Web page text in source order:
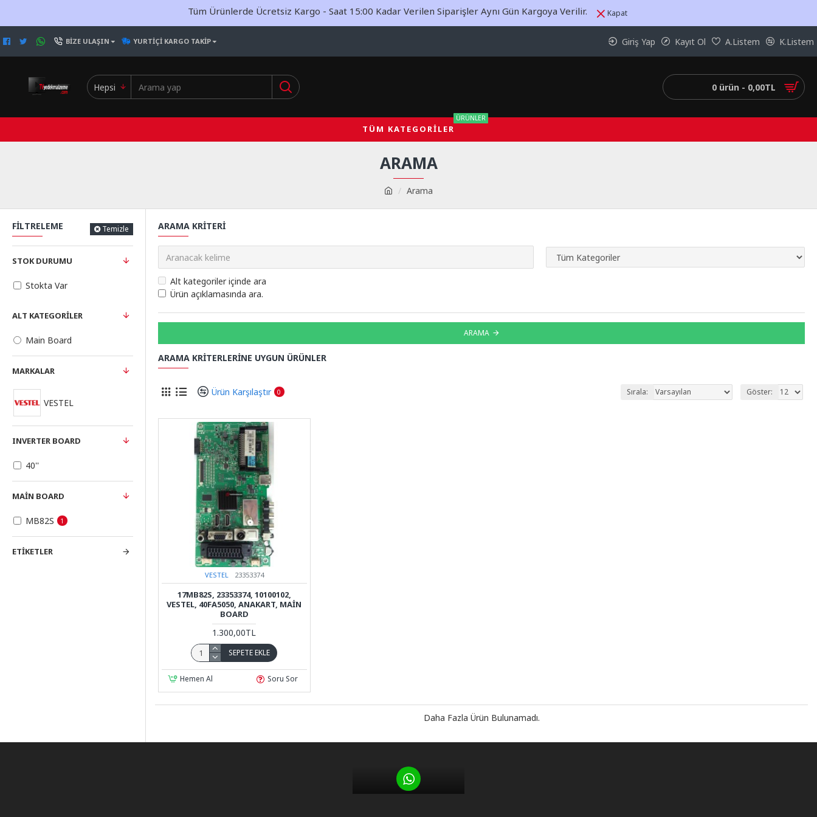
Tüm Ürünlerde Ücretsiz Kargo - Saat 15:00 Kadar Verilen Siparişler Aynı Gün Kargoya Verilir. Kapat
BIZE ULAŞIN YURTIÇI KARGO TAKIP Giriş Yap Kayıt Ol A.Listem K.Listem
Hepsi 0 ürün - 0,00TL
TÜM KATEGORILER
ÜRÜNLER
Arama
ARAMA
FILTRELEME Temizle
ALT KATEGORILER
Main Board
MARKALAR
VESTEL
MAIN BOARD
MB82S 1
INVERTER BOARD
40''
ETIKETLER
STOK DURUMU
Stokta Var
ARAMA KRITERI
Alt kategoriler içinde ara
Ürün açıklamasında ara.
ARAMA
ARAMA KRITERLERINE UYGUN ÜRÜNLER
Ürün Karşılaştır 0 Sırala: Göster:
VESTEL 23353374
17MB82S, 23353374, 10100102,
VESTEL, 40FA5050, ANAKART, MAIN
BOARD
1.300,00TL
SEPETE EKLE
Hemen Al Soru Sor
Daha Fazla Ürün Bulunamadı.